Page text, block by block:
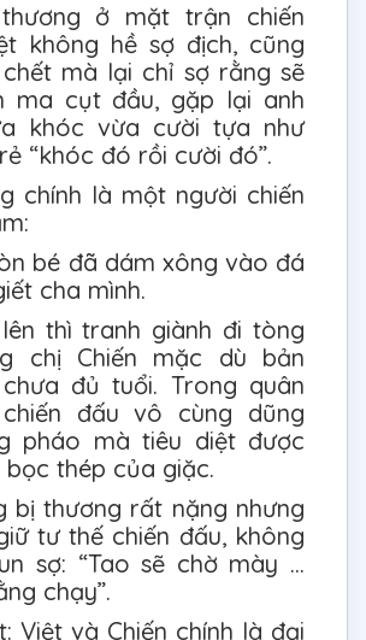
ở mặt trận chiến
không hề sợ địch, cũng
mà lại chỉ sợ rằng sẽ
ma cụt đầu, gặp lại anh
khóc vừa cười tựa như
“khóc đó rồi cười đó”.
chính là một người chiến
bé đã dám xông vào đá
cha mình.
thì tranh giành đi tòng
chị Chiến mặc dù bản
đủ tuổi. Trong quân
đấu vô cùng dũng
pháo mà tiêu diệt được
thép của giặc.
bị thương rất nặng nhưng
tư thế chiến đấu, không
sợ: “Tao sẽ chờ mày ...
chạy”.
Việt và Chiến chính là đại